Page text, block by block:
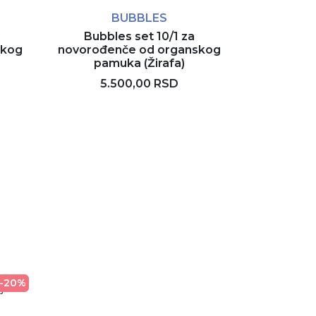
BUBBLES
Bubbles set 10/1 za
novorođenče od organskog
pamuka (Žirafa)
5.500,00 RSD
-20%